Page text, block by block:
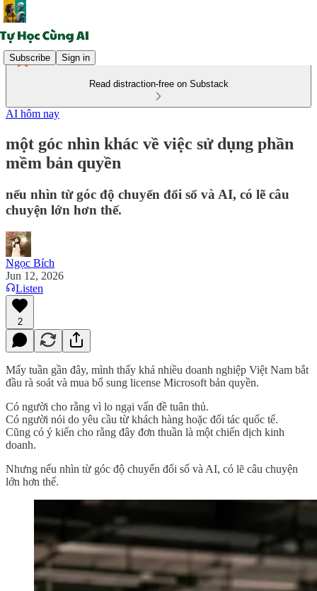
Subscribe Sign in
Read distraction-free on Substack
AI hôm nay
một góc nhìn khác về việc sử dụng phần
mềm bản quyền
nếu nhìn từ góc độ chuyển đổi số và AI, có lẽ câu
chuyện lớn hơn thế.
Ngọc Bích
Jun 12, 2026
Listen
2
Mấy tuần gần đây, mình thấy khá nhiều doanh nghiệp Việt Nam bắt
đầu rà soát và mua bổ sung license Microsoft bản quyền.
Có người cho rằng vì lo ngại vấn đề tuân thủ.
Có người nói do yêu cầu từ khách hàng hoặc đối tác quốc tế.
Cũng có ý kiến cho rằng đây đơn thuần là một chiến dịch kinh
doanh.
Nhưng nếu nhìn từ góc độ chuyển đổi số và AI, có lẽ câu chuyện
lớn hơn thế.